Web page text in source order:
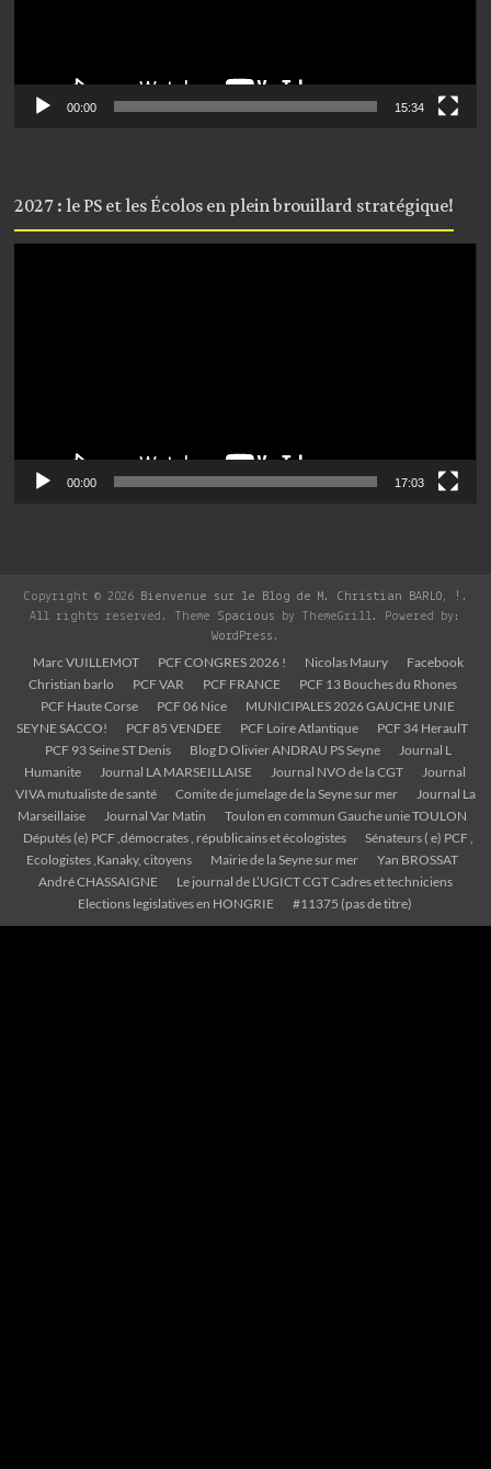
00:00 15:34
2027 : le PS et les Écolos en plein brouillard stratégique!
00:00 17:03
Copyright © 2026 Bienvenue sur le Blog de M. Christian BARLO, ! .
All rights reserved. Theme Spacious
by ThemeGrill. Powered by:
WordPress .
Marc VUILLEMOT PCF CONGRES 2026 ! Nicolas Maury
Facebook
Christian barlo
PCF VAR PCF FRANCE
PCF 13 Bouches du Rhones
PCF Haute Corse
PCF 06 Nice
MUNICIPALES 2026 GAUCHE UNIE
SEYNE SACCO!
PCF 85 VENDEE PCF Loire Atlantique
PCF 34 HeraulT
PCF 93 Seine ST Denis
Blog D Olivier ANDRAU PS Seyne
Journal L
Humanite
Journal LA MARSEILLAISE Journal NVO de la CGT
Journal
VIVA mutualiste de santé
Comite de jumelage de la Seyne sur mer
Journal La
Marseillaise
Journal Var Matin
Toulon en commun Gauche unie TOULON
Députés (e) PCF ,démocrates , républicains et écologistes
Sénateurs ( e) PCF ,
Ecologistes ,Kanaky, citoyens
Mairie de la Seyne sur mer
Yan BROSSAT
André CHASSAIGNE
Le journal de L’UGICT CGT Cadres et techniciens
Elections legislatives en HONGRIE
#11375 (pas de titre)